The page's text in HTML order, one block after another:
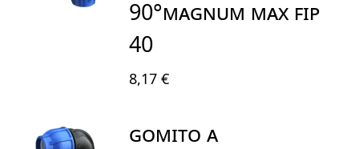
90°MAGNUM MAX FIP
40
8,17 €
GOMITO A